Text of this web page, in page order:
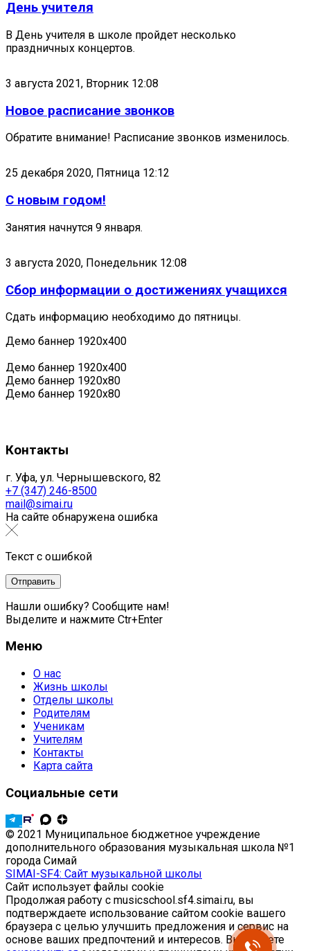
День учителя
В День учителя в школе пройдет несколько
праздничных концертов.
3 августа 2021, Вторник 12:08
Новое расписание звонков
Обратите внимание! Расписание звонков изменилось.
25 декабря 2020, Пятница 12:12
С новым годом!
Занятия начнутся 9 января.
3 августа 2020, Понедельник 12:08
Сбор информации о достижениях учащихся
Сдать информацию необходимо до пятницы.
Демо баннер 1920х400
Демо баннер 1920х400
Демо баннер 1920x80
Демо баннер 1920x80
Контакты
г. Уфа, ул. Чернышевского, 82
+7 (347) 246-8500
mail@simai.ru
На сайте обнаружена ошибка
Текст с ошибкой
Нашли ошибку? Сообщите нам!
Выделите и нажмите Ctr+Enter
Меню
О нас
Жизнь школы
Отделы школы
Родителям
Ученикам
Учителям
Контакты
Карта сайта
Социальные сети
© 2021 Муниципальное бюджетное учреждение
дополнительного образования музыкальная школа №1
города Симай
SIMAI-SF4: Сайт музыкальной школы
Сайт использует файлы cookie
Продолжая работу с musicschool.sf4.simai.ru, вы
подтверждаете использование сайтом cookie вашего
браузера с целью улучшить предложения и сервис на
основе ваших предпочтений и интересов. Вы можете